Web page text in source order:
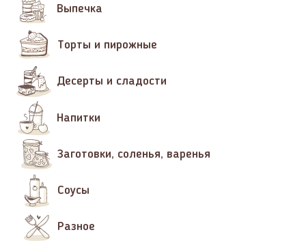
Выпечка
Торты и пирожные
Десерты и сладости
Напитки
Заготовки, соленья, варенья
Соусы
Разное